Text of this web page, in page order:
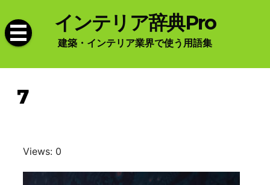
to
content
インテリア辞典Pro
建築・インテリア業界で使う用語集
7
Views: 0